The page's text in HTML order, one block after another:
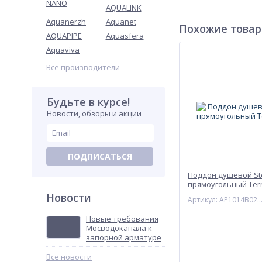
NANO
AQUALINK
Aquanerzh
Aquanet
AQUAPIPE
Aquasfera
Aquaviva
Все производители
Будьте в курсе!
Новости, обзоры и акции
ПОДПИСАТЬСЯ
Новости
Новые требования
Мосводоканала к
запорной арматуре
Все новости
Опорная конструкция
гладкая и
Размер поддона, мм
Артикул
Похожие
Поддон душевой
прямоугольный
Артикул: AP1014B02BC01100